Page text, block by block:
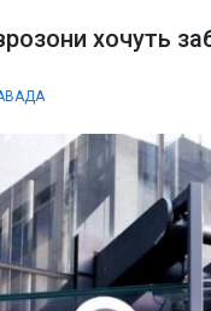
хочуть